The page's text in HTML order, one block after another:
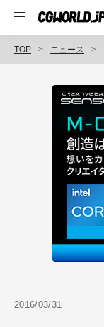
TOP ニュース
2016/03/31